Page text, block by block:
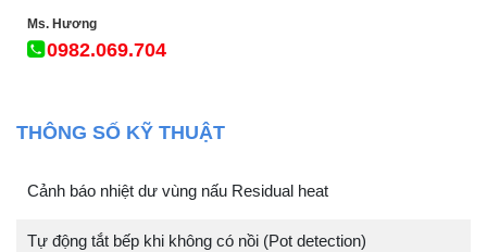
Ms. Hương
0982.069.704
THÔNG SỐ KỸ THUẬT
Cảnh báo nhiệt dư vùng nấu Residual heat
Tự động tắt bếp khi không có nồi (Pot detection)